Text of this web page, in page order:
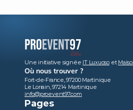
Une initiative signée IT Luxuoso et
Où nous trouver ?
Fort-de-France, 97200 Martinique
Le Lorrain, 97214 Martinique
info@proevent97.com
Pages